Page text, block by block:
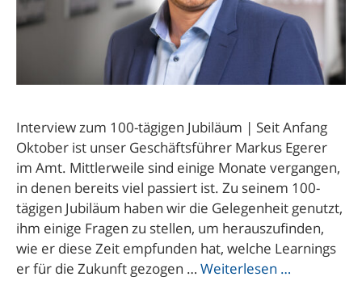
Interview zum 100-tägigen Jubiläum | Seit Anfang
Oktober ist unser Geschäftsführer Markus Egerer
im Amt. Mittlerweile sind einige Monate vergangen,
in denen bereits viel passiert ist. Zu seinem 100-
tägigen Jubiläum haben wir die Gelegenheit genutzt,
ihm einige Fragen zu stellen, um herauszufinden,
wie er diese Zeit empfunden hat, welche Learnings
er für die Zukunft gezogen … Weiterlesen …